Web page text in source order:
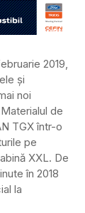
2019,
și
noi
Materialul de
TGX într-o
pe
XXL. De
în 2018
la